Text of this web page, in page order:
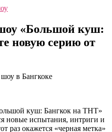
«Большой куш:
новую серию от
куш: Бангкок на ТНТ»
новые испытания, интриги и
раз окажется «черная метка»